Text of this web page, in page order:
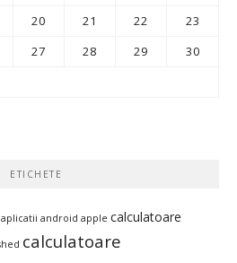
20 21 22
23
27 28 29
30
ETICHETE
aplicatii android apple calculatoare
calculatoare